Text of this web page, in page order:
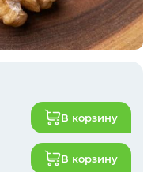
В корзину
В корзину